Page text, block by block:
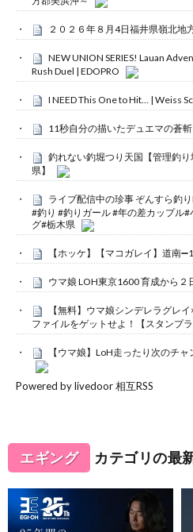
２０２６年８月4日福井県嶺北地
NEW UNION SERIES! Lauan
Rush Duel | EDOPRO
I NEED This One to Hit… | Weiss
11秒自分の描いたデュエマの蒼
釣れない釣堀つり天国【管理釣
県】
ライブ配信中の珍事 ぞんすら釣
#釣り #釣りガール #年の差カップル
グ#栃木県
【ホッケ】【マコガレイ】道南
ウマ娘 LOH東京1600 育成から
【無料】ウマ娘シンデレラグレ
ファイルをゲットせよ！【スタンプラ
【ウマ娘】LoH走ったり次のチ
Powered by livedoor 相互RSS
エギング カテゴリの最